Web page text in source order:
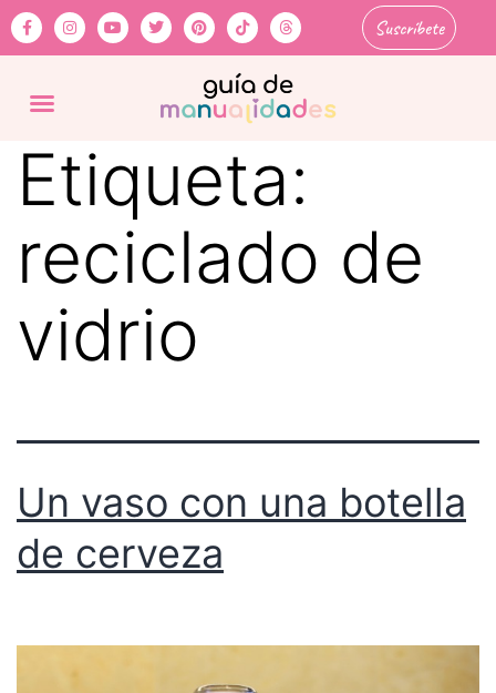
Suscríbete
Etiqueta:
reciclado de
vidrio
Un vaso con una botella
de cerveza